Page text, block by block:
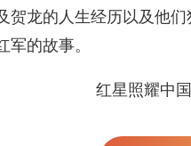
贺龙的人生经历以及他
的故事。